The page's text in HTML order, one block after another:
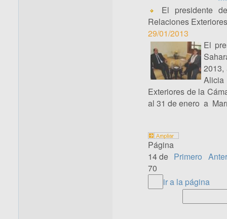
El presidente
Relaciones
29/01/2013
El
Alicia
Exteriores de la
al 31 de enero a
Página
14 de
70
Primero
ir a la página